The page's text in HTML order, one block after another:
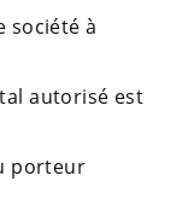
société à
autorisé est
porteur